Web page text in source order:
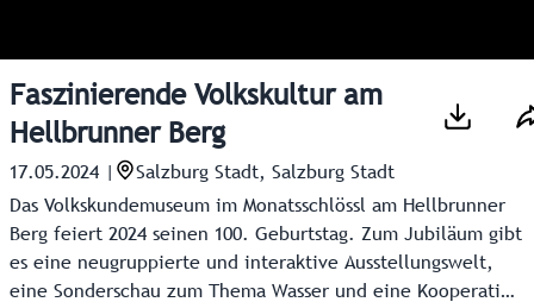
Faszinierende Volkskultur am
Hellbrunner Berg
17.05.2024
Salzburg Stadt, Salzburg Stadt
Das Volkskundemuseum im Monatsschlössl am Hellbrunner
Berg feiert 2024 seinen 100. Geburtstag. Zum Jubiläum gibt
es eine neugruppierte und interaktive Ausstellungswelt,
eine Sonderschau zum Thema Wasser und eine Kooperation